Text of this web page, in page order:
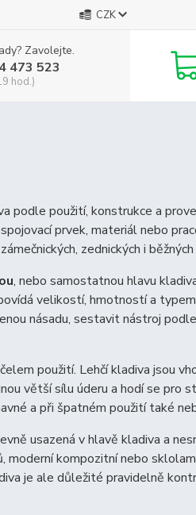
CZK
Zavolejte.
473 523
hod.)
podle použití, konstrukce a
prvek, materiál nebo
zednických i běžných
, nebo samostatnou hlavu
velikostí, hmotností a
násadu, sestavit nástroj
použití. Lehčí kladiva jsou
větší sílu úderu a hodí se pro
a při špatném použití také
usazená v hlavě kladiva a
moderní kompozitní nebo
je ale důležité pravidelně